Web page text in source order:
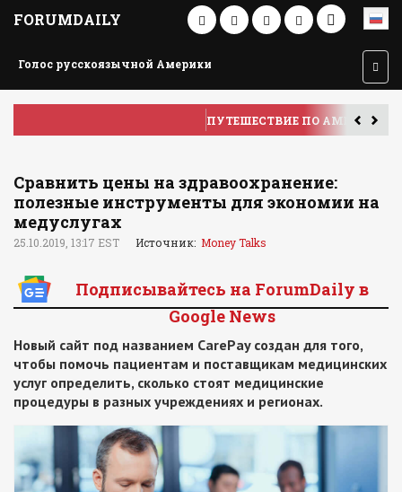
FORUMDAILY
Голос русскоязычной Америки
Сравнить цены на здравоохранение:
полезные инструменты для экономии на
медуслугах
25.10.2019, 13:17 EST Источник: Money Talks
Подписывайтесь на ForumDaily в
Google News
Новый сайт под названием CarePay создан для того,
чтобы помочь пациентам и поставщикам медицинских
услуг определить, сколько стоят медицинские
процедуры в разных учреждениях и регионах.